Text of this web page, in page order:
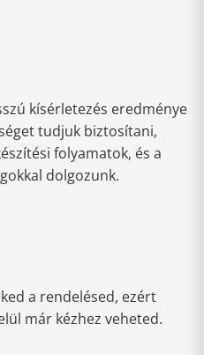
kísérletezés eredménye
tudjuk biztosítani,
folyamatok, és a
dolgozunk.
a rendelésed, ezért
már kézhez veheted.